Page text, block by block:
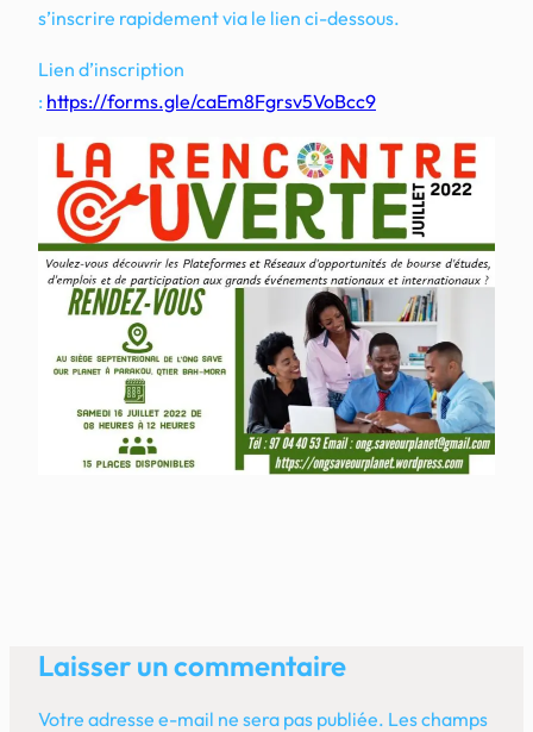
s’inscrire rapidement via le lien ci-dessous.
Lien d’inscription
: https://forms.gle/caEm8Fgrsv5VoBcc9
Laisser un commentaire
Votre adresse e-mail ne sera pas publiée. Les champs